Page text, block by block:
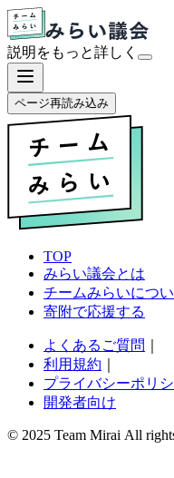
説明をもっと詳しく
ページ再読み込み
TOP
みらい議会とは
チームみらいにつ
寄附で応援する
よくあるご質問
利用規約
プライバシーポリ
開発者向け
© 2025 Team Mirai All